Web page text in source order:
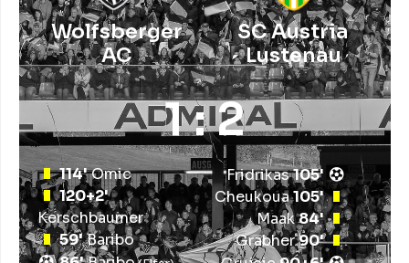
Wolfsberger
AC
SC Austria
Lustenau
1 : 2
114'Omic
120+2'
Kerschbaumer
59'Baribo
Fridrikas105'
Cheukoua105'
Maak84'
Grabher90'